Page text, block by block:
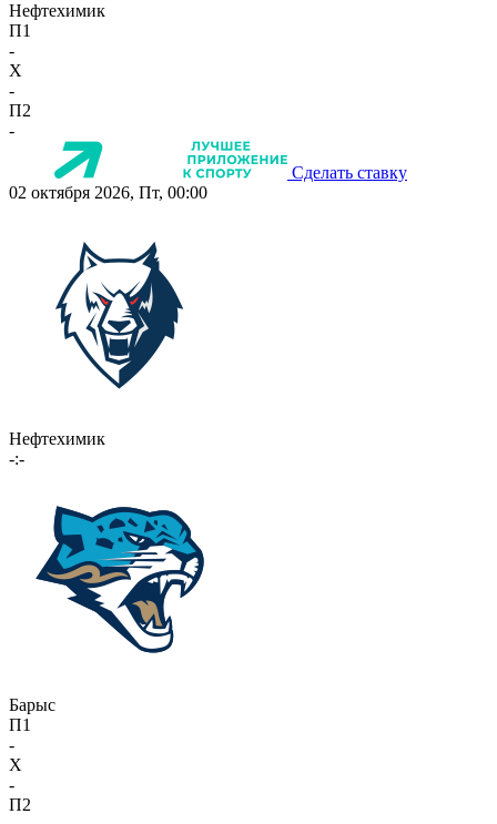
Нефтехимик
П1
-
X
-
П2
-
Сделать ставку
02 октября 2026, Пт, 00:00
Нефтехимик
-:-
Барыс
П1
-
X
-
П2